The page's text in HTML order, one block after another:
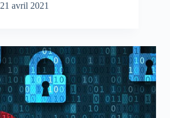
21 avril 2021